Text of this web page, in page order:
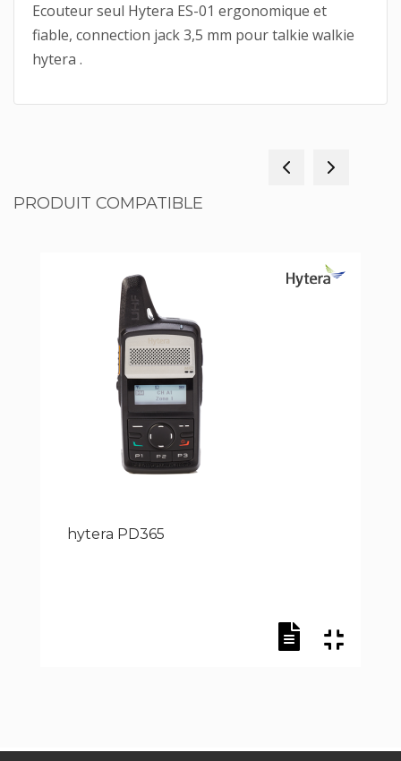
Ecouteur seul Hytera ES-01 ergonomique et
fiable, connection jack 3,5 mm pour talkie walkie
hytera .
PRODUIT COMPATIBLE
hytera PD365